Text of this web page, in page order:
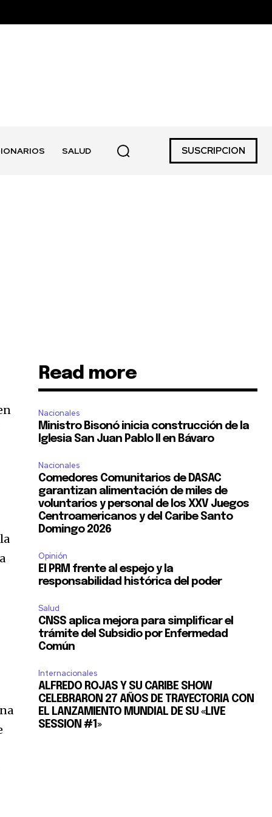
SALUD SUSCRIPCION
Read more
Nacionales
Ministro Bisonó inicia construcción de la
Iglesia San Juan Pablo II en Bávaro
Nacionales
Comedores Comunitarios de DASAC
garantizan alimentación de miles de
voluntarios y personal de los XXV Juegos
Centroamericanos y del Caribe Santo
Domingo 2026
Opinión
El PRM frente al espejo y la
responsabilidad histórica del poder
Salud
CNSS aplica mejora para simplificar el
trámite del Subsidio por Enfermedad
Común
Internacionales
ALFREDO ROJAS Y SU CARIBE SHOW
CELEBRARON 27 AÑOS DE TRAYECTORIA CON
EL LANZAMIENTO MUNDIAL DE SU «LIVE
SESSION #1»